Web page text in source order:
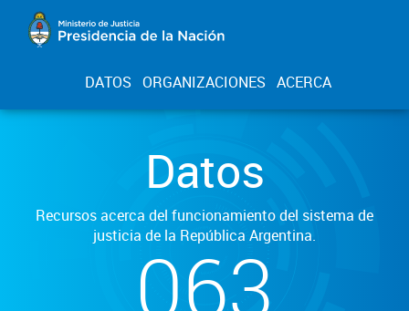
DATOS ORGANIZACIONES ACERCA
Datos
Recursos acerca del funcionamiento del sistema de
justicia de la República Argentina.
063